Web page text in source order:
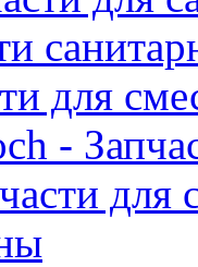
для
-
для